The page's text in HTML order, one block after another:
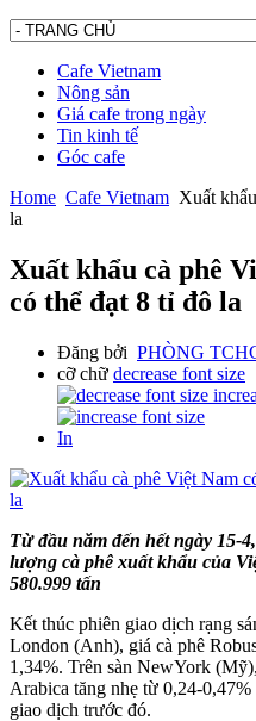
Cafe Vietnam
Nông sản
Giá cafe trong ngày
Tin kinh tế
Góc cafe
Home Cafe Vietnam Xuất
la
Xuất khẩu cà phê
có thể đạt 8 tỉ đô la
Đăng bởi PHÒNG
cỡ chữ decrease font size
In
Từ đầu năm đến hết ngày 15-
lượng cà phê xuất khẩu của
580.999 tấn
Kết thúc phiên giao dịch rạng
London (Anh), giá cà phê
1,34%. Trên sàn NewYork
Arabica tăng nhẹ từ 0,24-0,47%
giao dịch trước đó.